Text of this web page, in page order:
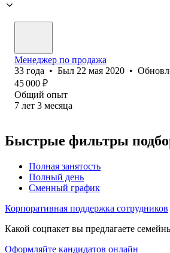
Менеджер по продажа
33 года • Был 22 мая 2020 •
45 000 ₽
Общий опыт
7 лет 3 месяца
Быстрые фильтры
Полная занятость
Полный день
Сменный график
Корпоративная поддержка сотрудников
Какой соцпакет вы предлагаете
Оформляйте кандидатов онлайн